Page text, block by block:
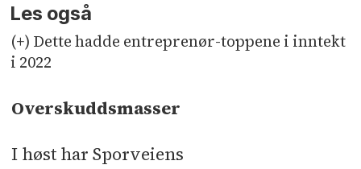
Les også
(+) Dette hadde entreprenør-toppene i inntekt
i 2022
Overskuddsmasser
I høst har Sporveiens